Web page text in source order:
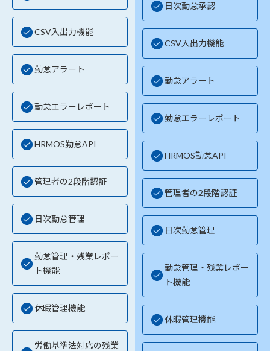
CSV入出力機能
勤怠アラート
勤怠エラーレポート
HRMOS勤怠API
管理者の2段階認証
日次勤怠管理
勤怠管理・残業レポー
ト機能
休暇管理機能
労働基準法対応の残業
日次勤怠承認
CSV入出力機能
勤怠アラート
勤怠エラーレポート
HRMOS勤怠API
管理者の2段階認証
日次勤怠管理
勤怠管理・残業レポー
ト機能
休暇管理機能